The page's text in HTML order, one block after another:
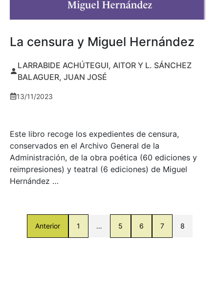
La censura y Miguel Hernández
LARRABIDE ACHÚTEGUI, AITOR Y L. SÁNCHEZ
BALAGUER, JUAN JOSÉ
13/11/2023
Este libro recoge los expedientes de censura,
conservados en el Archivo General de la
Administración, de la obra poética (60 ediciones y
reimpresiones) y teatral (6 ediciones) de Miguel
Hernández …
Anterior 1 … 5 6 7 8